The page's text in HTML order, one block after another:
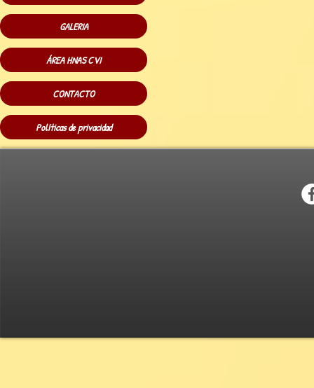
GALERIA
ÁREA HNAS CVI
CONTACTO
Políticas de privacidad